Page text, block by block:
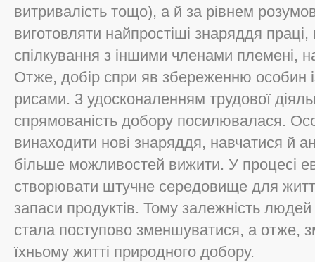
витривалість тощо), а й за рівнем
виготовляти найпростіші знаряддя праці,
спілкування з іншими членами племені,
Отже, добір спри яв збереженню особин
рисами. 3 удосконаленням трудової
спрямованість добору посилювалася.
винаходити нові знаряддя, навчатися й
більше можливостей вижити. У процесі
створювати штучне середовище для
запаси продуктів. Тому залежність
стала поступово зменшуватися, а отже,
їхньому житті природного добору.